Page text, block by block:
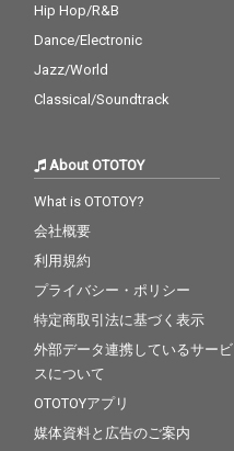
Hip Hop/R&B
Dance/Electronic
Jazz/World
Classical/Soundtrack
About OTOTOY
What is OTOTOY?
会社概要
利用規約
プライバシー・ポリシー
特定商取引法に基づく表示
外部データ連携しているサービ
スについて
OTOTOYアプリ
媒体資料と広告のご案内